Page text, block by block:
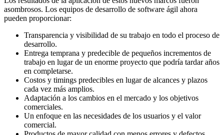
asombrosos. Los equipos de desarrollo de software ágil ahora
pueden proporcionar:
Transparencia y visibilidad de su trabajo en todo el proceso de
desarrollo.
Entrega temprana y predecible de pequeños incrementos de
trabajo en lugar de un enorme proyecto que podría tardar años
en completarse.
Costos y timings predecibles en lugar de alcances y plazos
cada vez más amplios.
Adaptación a los cambios en el mercado y los objetivos
comerciales.
Un enfoque en las necesidades de los usuarios y el valor
comercial.